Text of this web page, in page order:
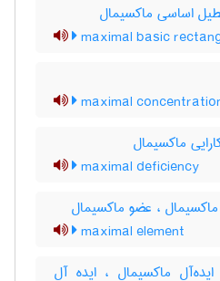
اساسی ماکسیمال
maximal basic
maximal
ماکسیمال
maximal deficiency
، عضو ماکسیمال
maximal element
ماکسیمال ، ایده آل